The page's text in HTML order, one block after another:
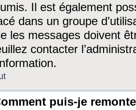
Il est également
dans un groupe
les messages doivent
contacter
puis-je